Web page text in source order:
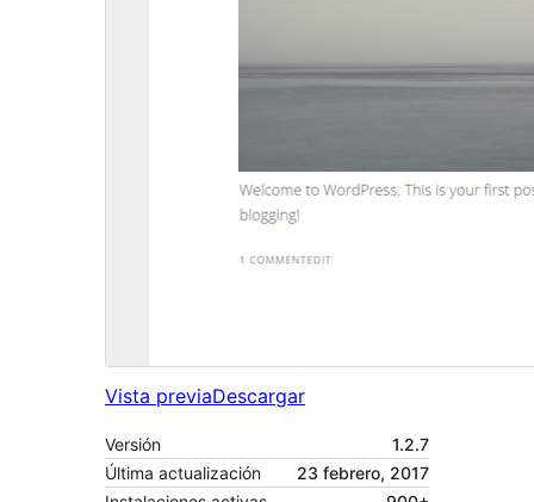
Vista previaDescargar
Versión
1.2.7
Última actualización
23 febrero, 2017